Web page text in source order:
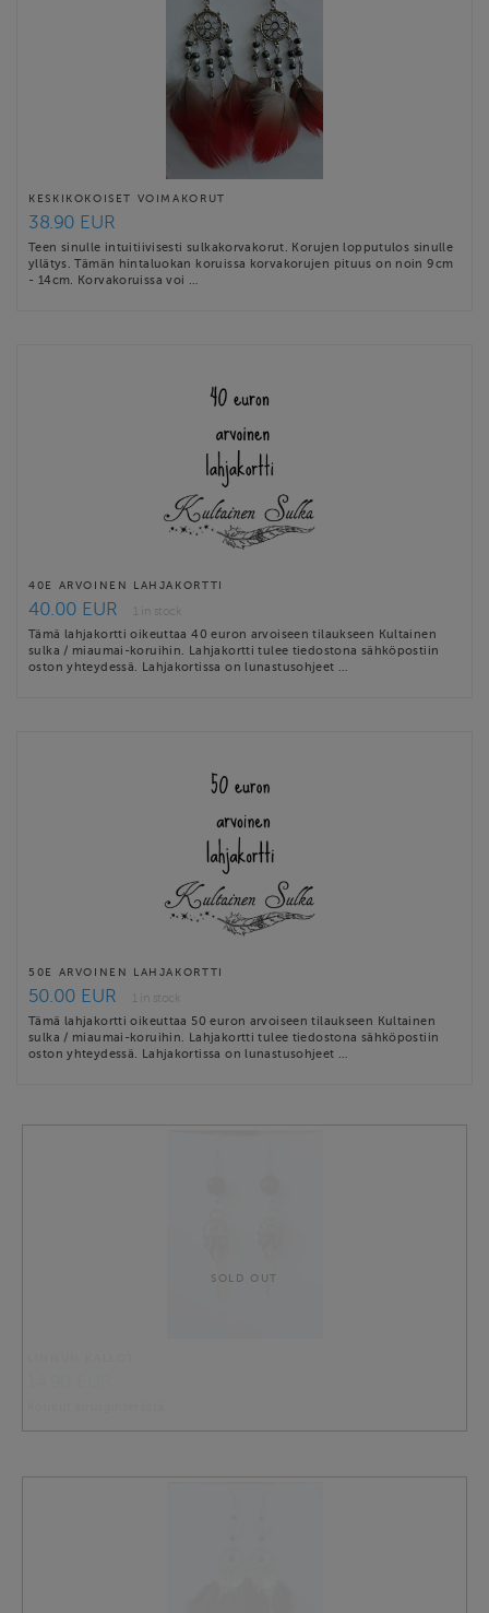
KESKIKOKOISET VOIMAKORUT
38.90 EUR
Teen sinulle intuitiivisesti sulkakorvakorut. Korujen lopputulos sinulle
yllätys. Tämän hintaluokan koruissa korvakorujen pituus on noin 9cm
- 14cm. Korvakoruissa voi …
40E ARVOINEN LAHJAKORTTI
40.00 EUR
1 in stock
Tämä lahjakortti oikeuttaa 40 euron arvoiseen tilaukseen Kultainen
sulka / miaumai-koruihin. Lahjakortti tulee tiedostona sähköpostiin
oston yhteydessä. Lahjakortissa on lunastusohjeet …
50E ARVOINEN LAHJAKORTTI
50.00 EUR
1 in stock
Tämä lahjakortti oikeuttaa 50 euron arvoiseen tilaukseen Kultainen
sulka / miaumai-koruihin. Lahjakortti tulee tiedostona sähköpostiin
oston yhteydessä. Lahjakortissa on lunastusohjeet …
SOLD OUT